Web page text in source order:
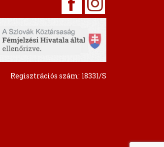
Regisztrációs szám: 18331/S